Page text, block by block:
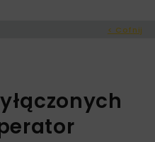
< Cofnij